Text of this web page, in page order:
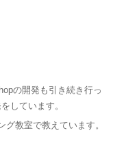
の開発も引き続き行っ
しています。
教室で教えています。